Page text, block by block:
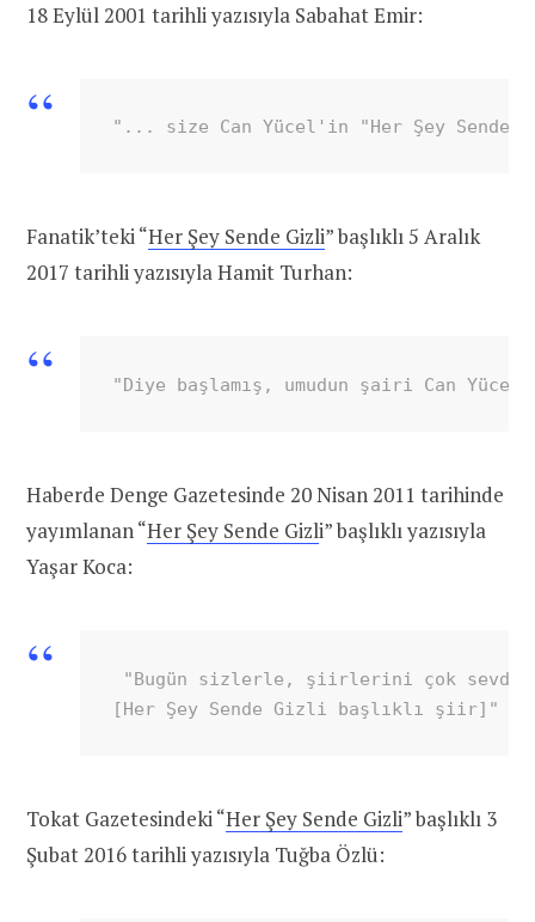
18 Eylül 2001 tarihli yazısıyla Sabahat Emir:
"... size Can Yücel'in "Her Şey Sende
Fanatik’teki “Her Şey Sende Gizli” başlıklı 5 Aralık
2017 tarihli yazısıyla Hamit Turhan:
"Diye başlamış, umudun şairi Can
Haberde Denge Gazetesinde 20 Nisan 2011 tarihinde
yayımlanan “Her Şey Sende Gizli” başlıklı yazısıyla
Yaşar Koca:
"Bugün sizlerle, şiirlerini çok
[Her Şey Sende Gizli başlıklı şiir]"
Tokat Gazetesindeki “Her Şey Sende Gizli” başlıklı 3
Şubat 2016 tarihli yazısıyla Tuğba Özlü: